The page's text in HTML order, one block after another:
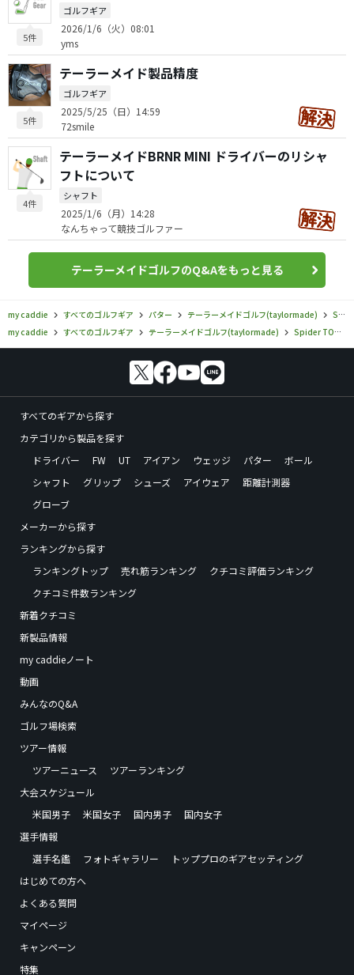
5件
ゴルフギア
2026/1/6（火）08:01
yms
5件
テーラーメイド製品精度
ゴルフギア
2025/5/25（日）14:59
72smile
4件
テーラーメイドBRNR MINI ドライバーのリシャ
フトについて
シャフト
2025/1/6（月）14:28
なんちゃって競技ゴルファー
テーラーメイドゴルフのQ&Aをもっと見る
my caddie すべてのゴルフギア パター テーラーメイドゴルフ(taylormade)
Spider TOUR TORCHED
my caddie
すべてのゴルフギア テーラーメイドゴルフ(taylormade) Spider TOUR TORCHED
すべてのギアから探す
カテゴリから製品を探す
ドライバー
FW UT アイアン ウェッジ パター
ボール
シャフト
グリップ シューズ アイウェア
距離計測器
グローブ
メーカーから探す
ランキングから探す
ランキングトップ
売れ筋ランキング
クチコミ評価ランキング
クチコミ件数ランキング
新着クチコミ
新製品情報
my caddieノート
動画
みんなのQ&A
ゴルフ場検索
ツアー情報
ツアーニュース
ツアーランキング
大会スケジュール
米国男子
米国女子 国内男子
国内女子
選手情報
選手名鑑
フォトギャラリー
トッププロのギアセッティング
はじめての方へ
よくある質問
マイページ
キャンペーン
特集